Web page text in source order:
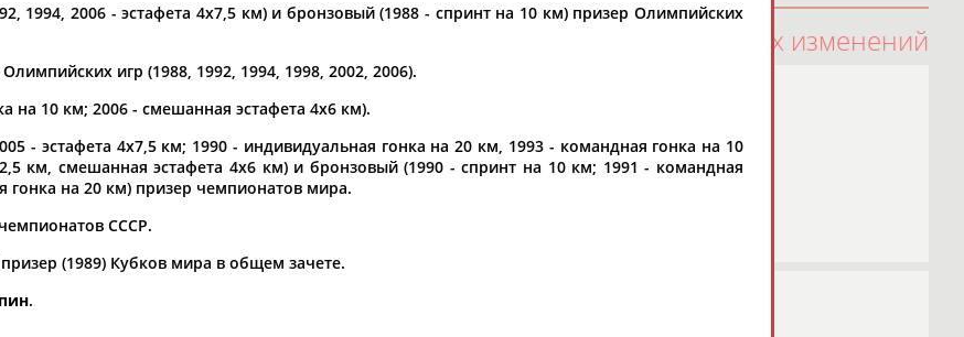
100 последних изменений
1994, 2006 - эстафета 4x7,5 км) и бронзовый (1988 - спринт на 10 км) призер Олимпийских
игр (1988, 1992, 1994, 1998, 2002, 2006).
на 10 км; 2006 - смешанная эстафета 4х6 км).
- эстафета 4x7,5 км; 1990 - индивидуальная гонка на 20 км, 1993 - командная гонка на 10
км, смешанная эстафета 4х6 км) и бронзовый (1990 - спринт на 10 км; 1991 - командная
гонка на 20 км) призер чемпионатов мира.
СССР.
(1989) Кубков мира в общем зачете.
.